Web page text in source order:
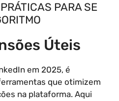
PARA SE
Úteis
em 2025, é
que otimizem
na plataforma. Aqui